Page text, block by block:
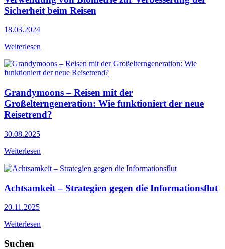
Sicherheit beim Reisen
18.03.2024
Weiterlesen
Grandymoons – Reisen mit der
Großelterngeneration: Wie funktioniert der neue
Reisetrend?
30.08.2025
Weiterlesen
Achtsamkeit – Strategien gegen die Informationsflut
20.11.2025
Weiterlesen
Suchen